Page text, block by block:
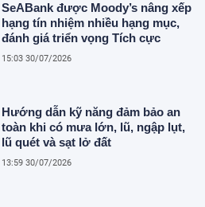
SeABank được Moody’s nâng xếp
hạng tín nhiệm nhiều hạng mục,
đánh giá triển vọng Tích cực
15:03 30/07/2026
Hướng dẫn kỹ năng đảm bảo an
toàn khi có mưa lớn, lũ, ngập lụt,
lũ quét và sạt lở đất
13:59 30/07/2026